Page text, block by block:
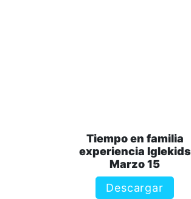
Tiempo en familia
experiencia Iglekids
Marzo 15
Descargar